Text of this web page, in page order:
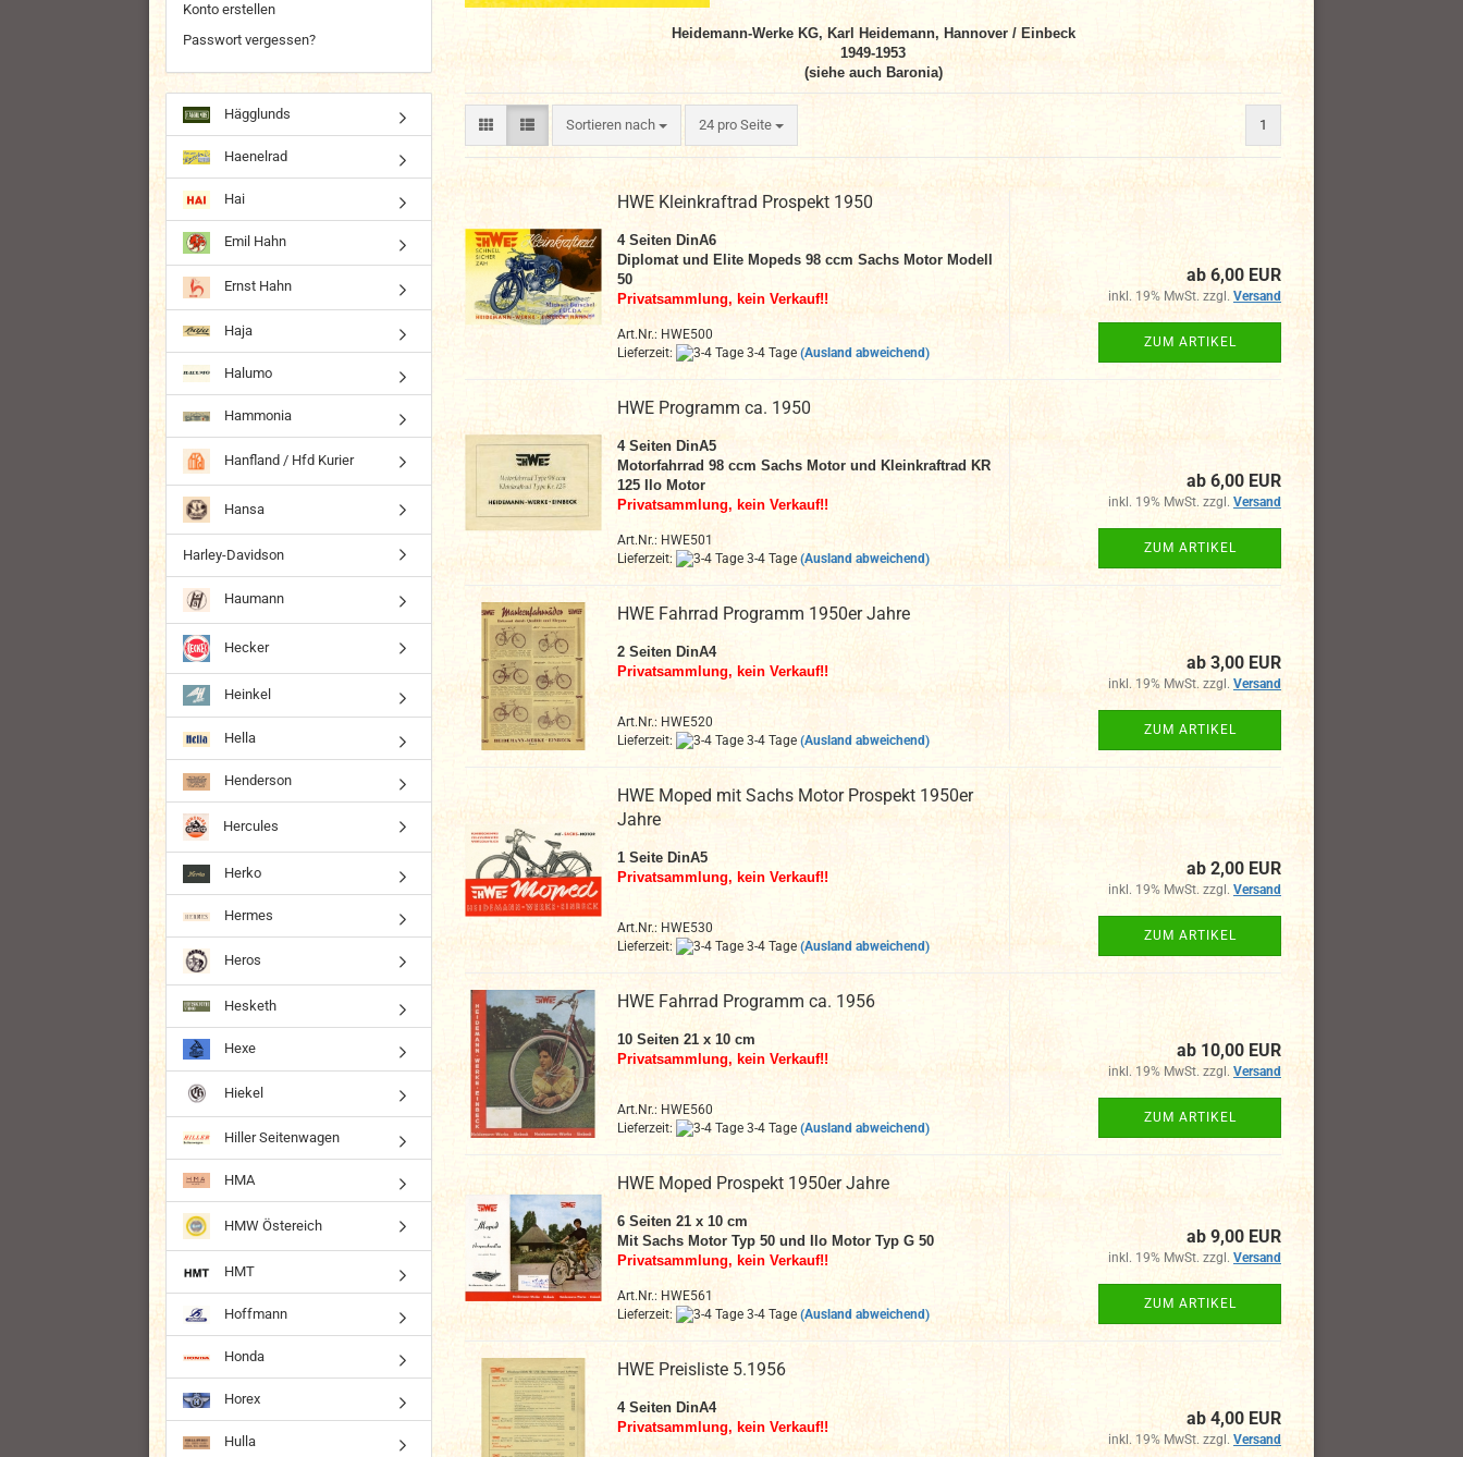
Heidemann-Werke KG, Karl Heidemann, Hannover / Einbeck
1949-1953
(siehe auch Baronia)
Sortieren nach
Sortieren nach 24 pro Seite
pro Seite 1
HWE Kleinkraftrad Prospekt 1950
4Seiten DinA6
Diplomat und Elite Mopeds 98 ccm Sachs Motor Modell
50
Privatsammlung, kein Verkauf!!
Art.Nr.: HWE500
Lieferzeit:
3-4 Tage (Ausland abweichend)
ab 6,00 EUR
inkl. 19% MwSt. zzgl. Versand
ZUM ARTIKEL
HWE Programm ca. 1950
4 Seiten DinA5
Motorfahrrad 98 ccm Sachs Motor und Kleinkraftrad KR
125 Ilo Motor
Privatsammlung, kein Verkauf!!
Art.Nr.: HWE501
Lieferzeit:
3-4 Tage (Ausland abweichend)
ab 6,00 EUR
inkl. 19% MwSt. zzgl. Versand
ZUM ARTIKEL
HWE Fahrrad Programm 1950er Jahre
2 Seiten DinA4
Privatsammlung, kein Verkauf!!
Art.Nr.: HWE520
Lieferzeit:
3-4 Tage (Ausland abweichend)
ab 3,00 EUR
inkl. 19% MwSt. zzgl. Versand
ZUM ARTIKEL
HWE Moped mit Sachs Motor Prospekt 1950er
Jahre
1 Seite DinA5
Privatsammlung, kein Verkauf!!
Art.Nr.: HWE530
Lieferzeit:
3-4 Tage (Ausland abweichend)
ab 2,00 EUR
inkl. 19% MwSt. zzgl. Versand
ZUM ARTIKEL
HWE Fahrrad Programm ca. 1956
10 Seiten 21 x 10 cm
Privatsammlung, kein Verkauf!!
Art.Nr.: HWE560
Lieferzeit:
3-4 Tage (Ausland abweichend)
ab 10,00 EUR
inkl. 19% MwSt. zzgl. Versand
ZUM ARTIKEL
HWE Moped Prospekt 1950er Jahre
6 Seiten 21 x 10 cm
Mit Sachs Motor Typ 50 und Ilo Motor Typ G 50
Privatsammlung, kein Verkauf!!
Art.Nr.: HWE561
Lieferzeit:
3-4 Tage (Ausland abweichend)
ab 9,00 EUR
inkl. 19% MwSt. zzgl. Versand
ZUM ARTIKEL
HWE Preisliste 5.1956
4 Seiten DinA4
Privatsammlung, kein Verkauf!!
ab 4,00 EUR
inkl. 19% MwSt. zzgl. Versand
Konto erstellen
Passwort vergessen?
Hägglunds
Haenelrad
Hai
Emil Hahn
Ernst Hahn
Haja
Halumo
Hammonia
Hanfland / Hfd Kurier
Hansa
Harley-Davidson
Haumann
Hecker
Heinkel
Hella
Henderson
Hercules
Herko
Hermes
Heros
Hesketh
Hexe
Hiekel
Hiller Seitenwagen
HMA
HMW Östereich
HMT
Hoffmann
Honda
Horex
Hulla